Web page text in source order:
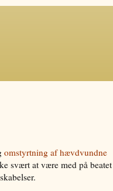
omstyrtning af hævdvundne
svært at være med på beatet